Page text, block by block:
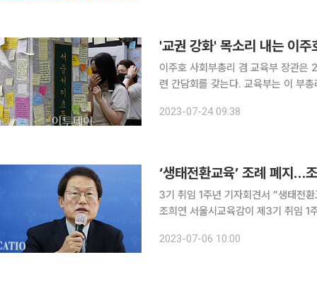
'교권 강화' 목소리 내는 이
이주호 사회부총리 겸 교육부 장관은
련 간담회를 갖는다. 교육부는 이 부총리가 이날 오후 1시 서울 영등포구 한국노총빌딩에 소재한 교
이초 초등교사에 대해 거듭 애도를 표
2023-07-24 09:38
3기 취임 1주년 기자회견서 “생태전
조희연 서울시교육감이 제3기 취임 1
2023-07-06 10:00